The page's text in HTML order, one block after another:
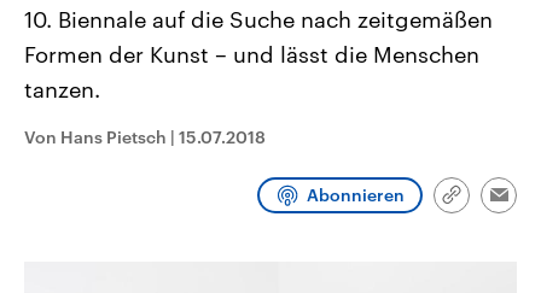
Landtagswahl Sachsen-Anhalt
2026
Alle Informationen
Sachsen-Anhalt wählt am 6.
September 2026 einen neuen
Bundesland von einer Koalition aus
CDU, SPD und FDP regiert.-
Wahlprogramme, aktuelle Berichte
und Hintergründe zu den Parteien
USA
Aktuelle Beiträge,
Hintergründe
Wirtschaftlich und
Programm Podcasts
10. Biennale auf die Suche nach zeitgemäßen
Formen der Kunst – und lässt die Menschen
tanzen.
Von Hans Pietsch | 15.07.2018
Abonnieren
Link